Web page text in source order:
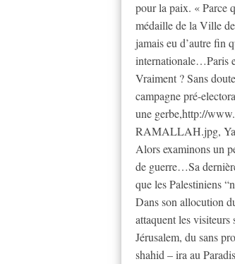
pour la paix. « Parce
médaille de la Ville
jamais eu d’autre fin
internationale…Paris
Vraiment ? Sans
campagne pré-
une gerbe,http://
RAMALLAH.jpg,
Alors examinons un
de guerre…Sa
que les Palestiniens
Dans son allocution
attaquent les
Jérusalem, du sans
shahid – ira au